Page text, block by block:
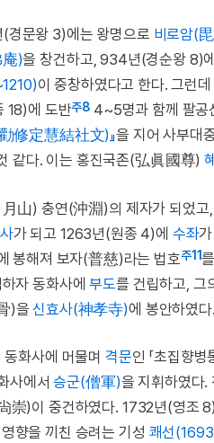
문왕 3)에는 왕명으로 비로암(
庵)을 창건하고, 934년(경순왕 8)
이 중창하였다고 한다. 그런
18)에 도반주8 4~5명과 함께 팔공
勸修定慧結社文)』을 지어 사부대
같다. 이는 홍진국존(弘眞國尊)
山) 충연(沖淵)의 제자가 되었
가 되고 1263년(원종 4)에 수좌
봉해져 보자(普慈)라는 법호주11
자 동화사에부도를 건립하고, 그
)을신효사(神孝寺)에 봉안하였다.
동화사에 머물며 격문인 「초집향
사에서승군(僧軍)을 지휘하였다.
)이 중건하였다. 1732년(영조
향을 끼친 승려는 기성 쾌선